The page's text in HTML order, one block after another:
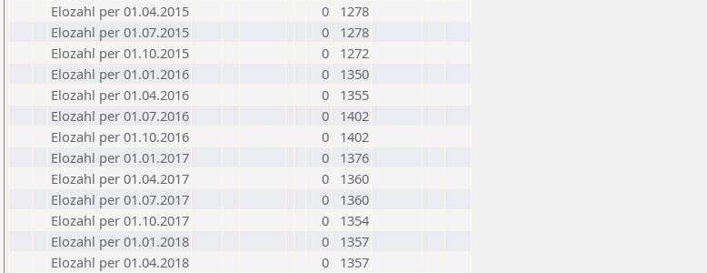
Elozahl per 01.04.2015
0
1278
Elozahl per 01.07.2015
0
1278
Elozahl per 01.10.2015
0
1272
Elozahl per 01.01.2016
0
1350
Elozahl per 01.04.2016
0
1355
Elozahl per 01.07.2016
0
1402
Elozahl per 01.10.2016
0
1402
Elozahl per 01.01.2017
0
1376
Elozahl per 01.04.2017
0
1360
Elozahl per 01.07.2017
0
1360
Elozahl per 01.10.2017
0
1354
Elozahl per 01.01.2018
0
1357
Elozahl per 01.04.2018
0
1357